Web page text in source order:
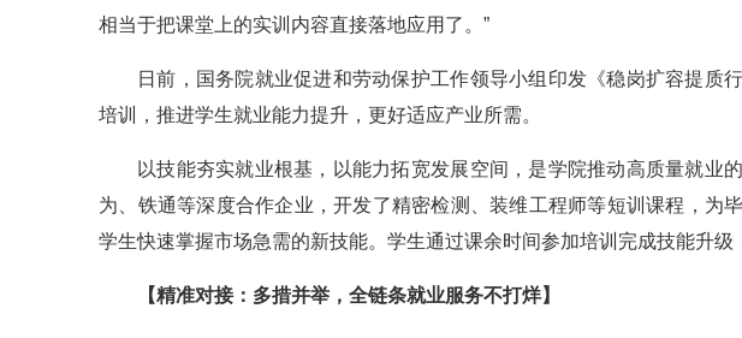
相当于把课堂上的实训内容直接落地应用了。”
日前，国务院就业促进和劳动保护工作领导小组印发《稳岗扩容提质
培训，推进学生就业能力提升，更好适应产业所需。
以技能夯实就业根基，以能力拓宽发展空间，是学院推动高质量就业
为、铁通等深度合作企业，开发了精密检测、装维工程师等短训课程，为
学生快速掌握市场急需的新技能。学生通过课余时间参加培训完成技能升级
【精准对接：多措并举，全链条就业服务不打烊】